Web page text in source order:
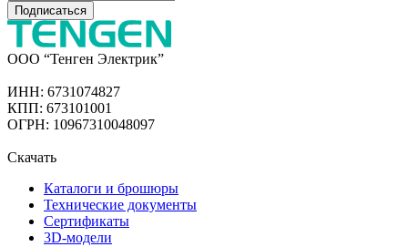
Подписаться
ООО “Тенген Электрик”
ИНН: 6731074827
КПП: 673101001
ОГРН: 10967310048097
Скачать
Каталоги и брошюры
Технические документы
Сертификаты
3D-модели